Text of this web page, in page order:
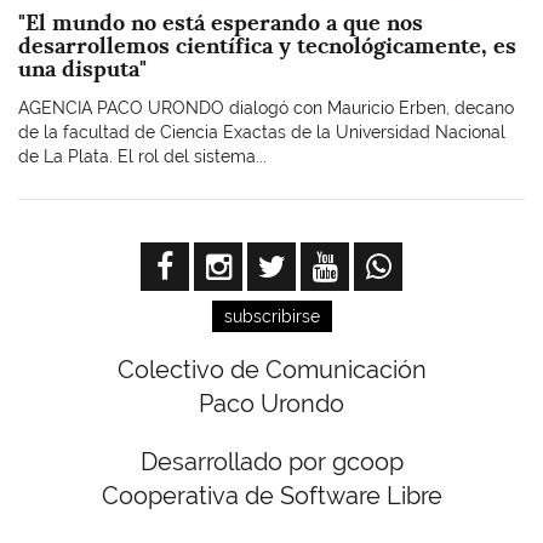
"El mundo no está esperando a que nos
desarrollemos científica y tecnológicamente, es
una disputa"
AGENCIA PACO URONDO dialogó con Mauricio Erben, decano
de la facultad de Ciencia Exactas de la Universidad Nacional
de La Plata. El rol del sistema...
subscribirse
Colectivo de Comunicación
Paco Urondo
Desarrollado por gcoop
Cooperativa de Software Libre